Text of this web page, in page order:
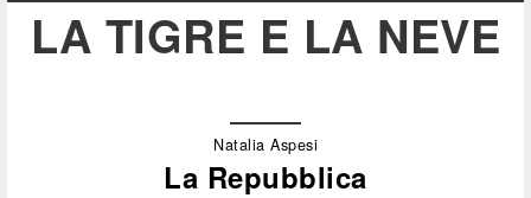
LA TIGRE E LA NEVE
Natalia Aspesi
La Repubblica